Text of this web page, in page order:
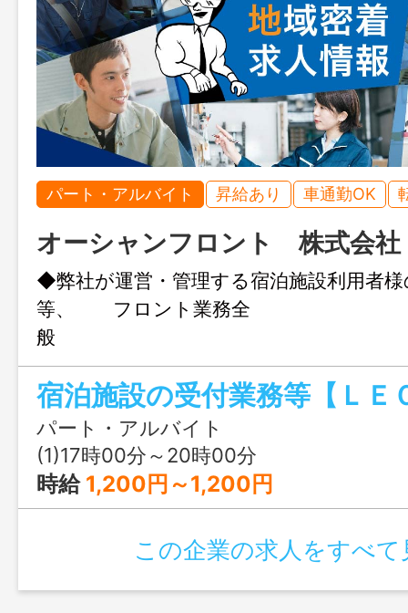
パート・アルバイト 昇給あり 車通勤OK
オーシャンフロント 株式会社
◆弊社が運営・管理する宿泊施設利用者
等、 フロント業務全
般 ・チェッ
ン＆アウト ・その他付随する業
務 ＊定年
（６０歳）以上の応募可（同条
◎ハローワーク窓口より事前連絡のうえ
絡先を お伝えください。後日、面接日
す
※業務の変更範囲：会社の定める業務
パート・アルバイト
(1)17時00分～20時00分
時給 1,200円～1,200円
この企業の求人をすべて